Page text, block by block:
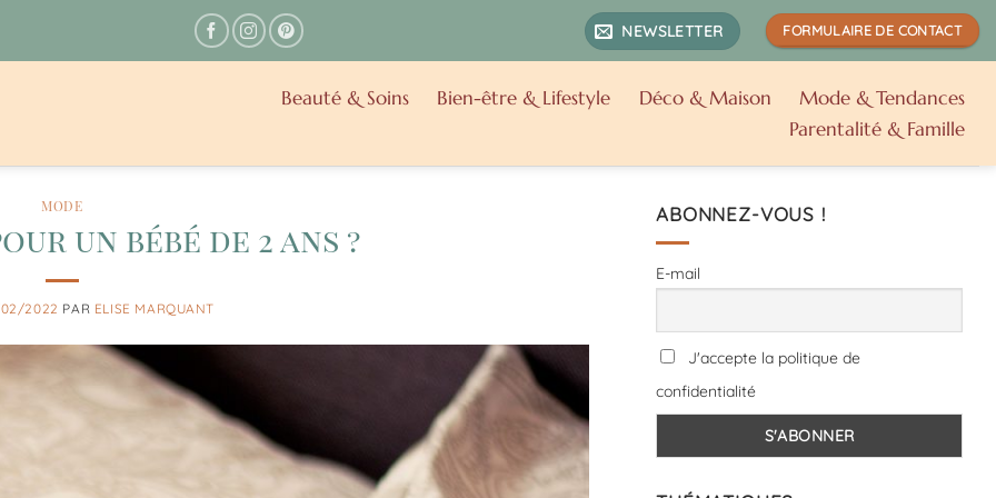
NEWSLETTER FORMULAIRE DE CONTACT
Beauté & Soins Bien-être & Lifestyle Déco & Maison
Mode & Tendances
Parentalité & Famille
MODE
un bébé de 2 ans ?
2022 PAR ELISE MARQUANT
ABONNEZ-VOUS !
E-mail
J'accepte la politique de
confidentialité